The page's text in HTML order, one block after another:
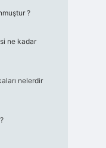
?
ne kadar
nelerdir